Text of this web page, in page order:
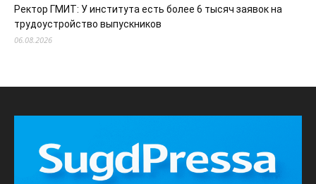
Ректор ГМИТ: У института есть более 6 тысяч заявок на
трудоустройство выпускников
06.08.2026